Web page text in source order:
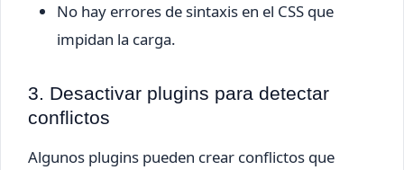
No hay errores de sintaxis en el CSS que
impidan la carga.
3. Desactivar plugins para detectar
conflictos
Algunos plugins pueden crear conflictos que